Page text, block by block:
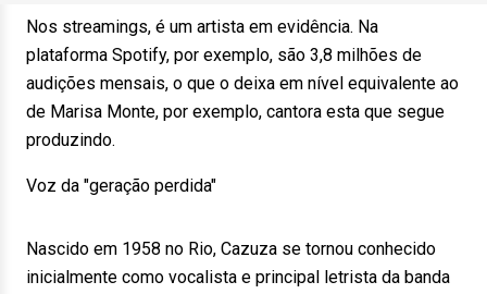
Nos streamings, é um artista em evidência. Na
plataforma Spotify, por exemplo, são 3,8 milhões de
audições mensais, o que o deixa em nível equivalente ao
de Marisa Monte, por exemplo, cantora esta que segue
produzindo.
Voz da "geração perdida"
Nascido em 1958 no Rio, Cazuza se tornou conhecido
inicialmente como vocalista e principal letrista da banda